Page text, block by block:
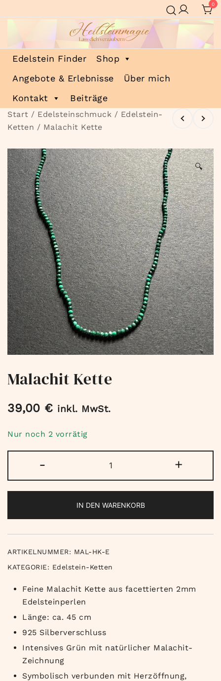
Inhalt
0
Heilsteinmagie
Lass dich verzaubern
Edelstein Finder
Shop
Angebote & Erlebnisse
Über mich
Kontakt
Beiträge
Start / Edelsteinschmuck / Edelstein-
Ketten / Malachit Kette
🔍
Malachit Kette
39,00 € inkl. MwSt.
Nur noch 2 vorrätig
-
Kette
Menge
+
IN DEN WARENKORB
ARTIKELNUMMER: MAL-HK-E
KATEGORIE: Edelstein-Ketten
Feine Malachit Kette aus facettierten 2mm
Edelsteinperlen
Länge: ca. 45 cm
925 Silberverschluss
Intensives Grün mit natürlicher Malachit-
Zeichnung
Symbolisch verbunden mit Herzöffnung,